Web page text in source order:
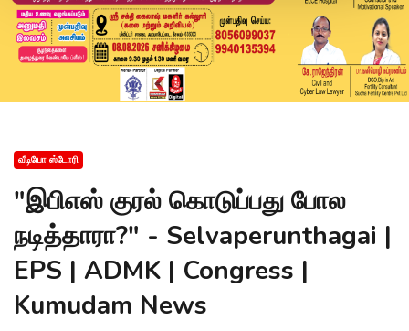
வீடியோ ஸ்டோரி
"இபிஎஸ் குரல் கொடுப்பது போல
நடித்தாரா?" - Selvaperunthagai |
EPS | ADMK | Congress |
Kumudam News